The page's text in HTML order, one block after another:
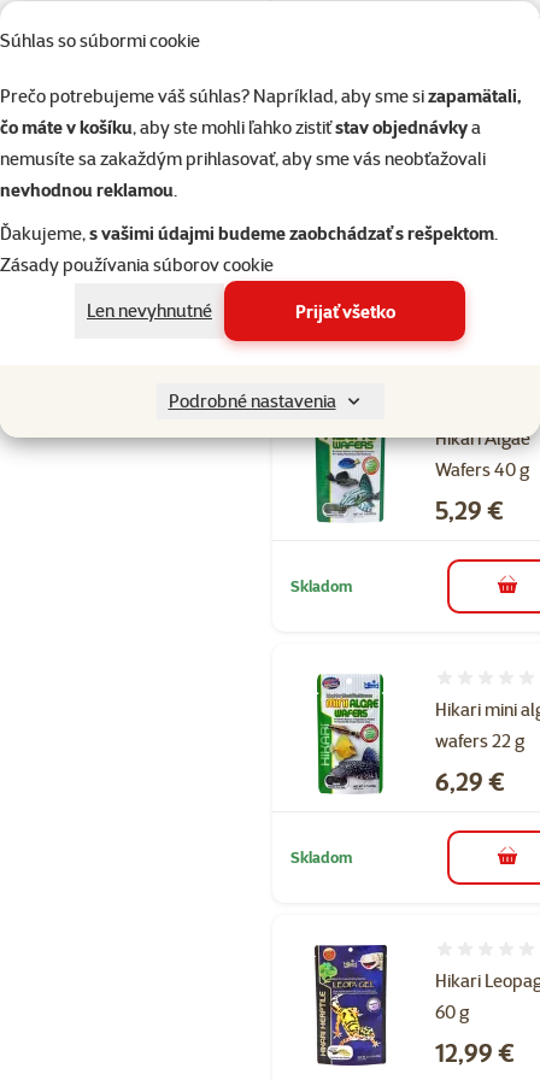
Súhlas so súbormi cookie
Prečo potrebujeme váš súhlas? Napríklad, aby sme sizapamätali,
čo máte v košíku, aby ste mohli ľahko zistiťstav objednávkya
nemusíte sa zakaždým prihlasovať, aby sme vás neobťažovali
nevhodnou reklamou.
Ďakujeme,s vašimi údajmi budeme zaobchádzať s rešpektom.
Zásady používania súborov cookie
Len nevyhnutné
Prijať všetko
Podrobné nastavenia
Hikari micro
Hodnotenie
Cena
6,29 €
Skladom
Hikari Algae
Wafers 40 g
Cena
5,29 €
Skladom do
Hikari mini
wafers 22 g
Cena
6,29 €
Skladom do
Hikari
60 g
Cena
12,99 €